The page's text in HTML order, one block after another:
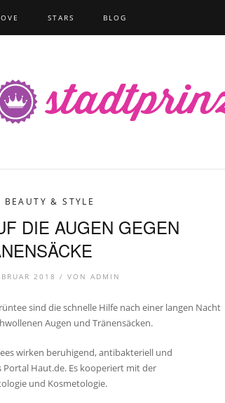
STARS BLOG
BEAUTY & STYLE
DIE AUGEN GEGEN
2018 /VONADMIN
sind die schnelle Hilfe nach einer langen Nacht
Augen und Tränensäcken.
wirken beruhigend, antibakteriell und
Haut.de. Es kooperiert mit der
und Kosmetologie.